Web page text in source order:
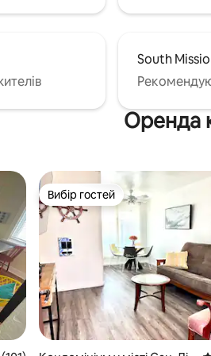
South
Оренда
Вибір гостей
Вибір гостей